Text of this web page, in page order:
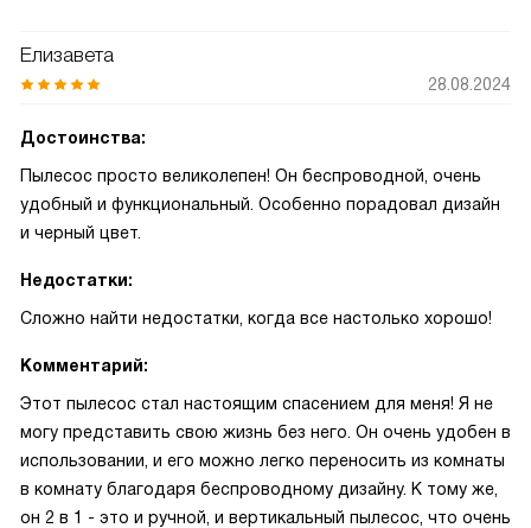
Елизавета
28.08.2024
Достоинства:
Пылесос просто великолепен! Он беспроводной, очень
удобный и функциональный. Особенно порадовал дизайн
и черный цвет.
Недостатки:
Сложно найти недостатки, когда все настолько хорошо!
Комментарий:
Этот пылесос стал настоящим спасением для меня! Я не
могу представить свою жизнь без него. Он очень удобен в
использовании, и его можно легко переносить из комнаты
в комнату благодаря беспроводному дизайну. К тому же,
он 2 в 1 - это и ручной, и вертикальный пылесос, что очень